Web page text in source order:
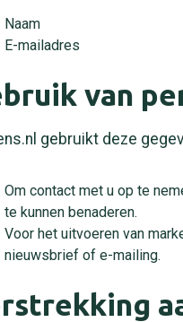
Naam
E-mailadres
van
gebruikt deze
Om contact met u op te
te kunnen benaderen.
Voor het uitvoeren van
nieuwsbrief of e-mailing.